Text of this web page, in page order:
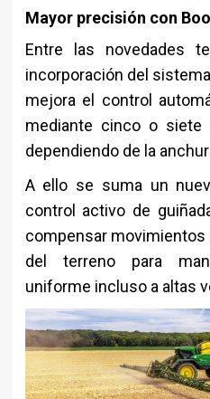
Mayor precisión con
Entre las novedades
incorporación del sistema
mejora el control
mediante cinco o siete
dependiendo de la
A ello se suma un
control activo de
compensar
del terreno para
uniforme incluso a altas